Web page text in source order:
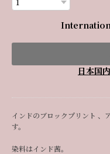
日本国
インドのブロックプリント 、
す。
染料はインド茜。